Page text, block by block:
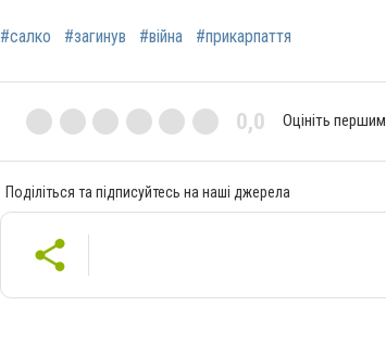
#салко #загинув #війна #прикарпаття
0,0 Оцініть першим
Поділіться та підписуйтесь на наші джерела